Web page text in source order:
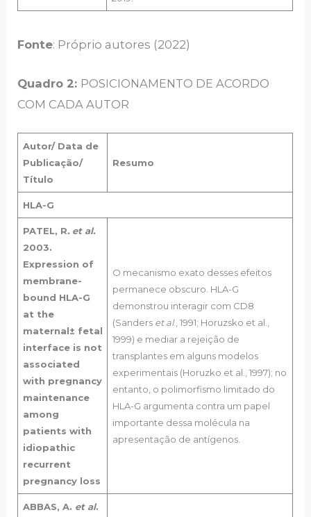
Fonte: Próprio autores (2022)
Quadro 2: POSICIONAMENTO DE ACORDO
COM CADA AUTOR
Autor/ Data de
Publicação/
Título
Resumo
HLA-G
PATEL, R. et al.
2003.
Expression of
membrane-
bound HLA-G
at the
maternal± fetal
interface is not
associated
with pregnancy
maintenance
among
patients with
idiopathic
recurrent
pregnancy loss
O mecanismo exato desses efeitos
permanece obscuro. HLA-G
demonstrou interagir com CD8
(Sanders et al., 1991; Horuzsko et al.,
1999) e mediar a rejeição de
transplantes em alguns modelos
experimentais (Horuzko et al., 1997); no
entanto, o polimorfismo limitado do
HLA-G argumenta contra um papel
importante dessa molécula na
apresentação de antígenos.
ABBAS, A. et al.